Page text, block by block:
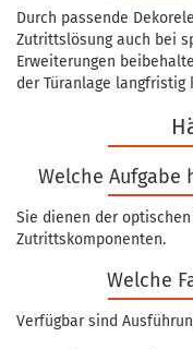
Durch passende
Zutrittslösung auch bei
Erweiterungen
der Türanlage
Welche Aufgabe
Sie dienen der
Zutrittskomponenten.
Welche
Verfügbar sind